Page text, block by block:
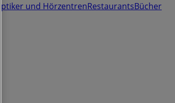
Optiker und HörzentrenRestaurantsBücher